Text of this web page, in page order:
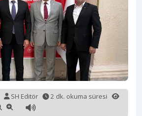
SH Editör
2 dk. okuma süresi